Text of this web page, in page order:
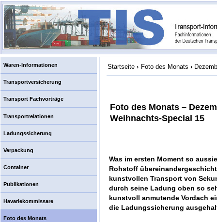
Waren-Informationen
Transportversicherung
Transport Fachvorträge
Transportrelationen
Ladungssicherung
Verpackung
Container
Publikationen
Havariekommissare
Foto des Monats
Startseite › Foto des Monats ›
Foto des Monats –
Weihnachts-Special 15
Was im ersten Moment so
Rohstoff
kunstvollen Transport von
durch seine Ladung oben so
kunstvoll anmutende Vordach
die Ladungssicherung